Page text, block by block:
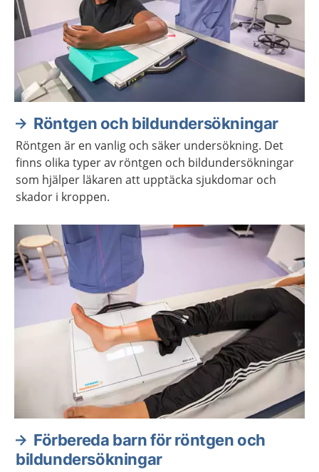
Röntgen och bildundersökningar
Röntgen är en vanlig och säker undersökning. Det
finns olika typer av röntgen och bildundersökningar
som hjälper läkaren att upptäcka sjukdomar och
skador i kroppen.
Förbereda barn för röntgen och
bildundersökningar